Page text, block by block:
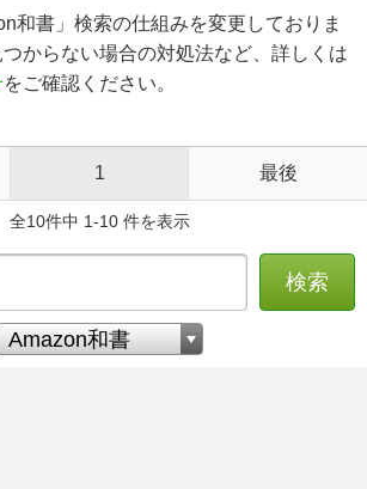
和書」検索の仕組みを変更しておりま
からない場合の対処法など、詳しくは
をご確認ください。
1 最後
全10件中 1-10 件を表示
検索